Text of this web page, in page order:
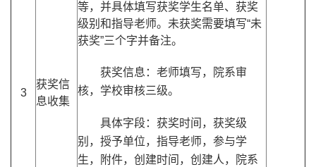
3
获奖信
息收集
等，并具体填写获奖学生名单、获奖
级别和指导老师。未获奖需要填写“未
获奖”三个字并备注。
获奖信息：老师填写，院系审
核，学校审核三级。
具体字段：获奖时间，获奖级
别，授予单位，指导老师，参与学
生，附件，创建时间，创建人，院系